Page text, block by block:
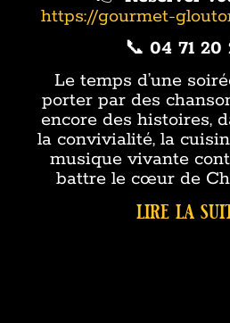
https://gourmet-
📞 04 71 20
Le temps d’une
porter par des
encore des histoires,
la convivialité, la
musique vivante
battre le cœur de
lire la